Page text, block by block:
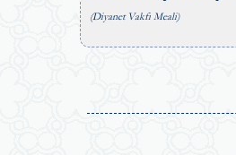
(Diyanet Vakfı Meali)